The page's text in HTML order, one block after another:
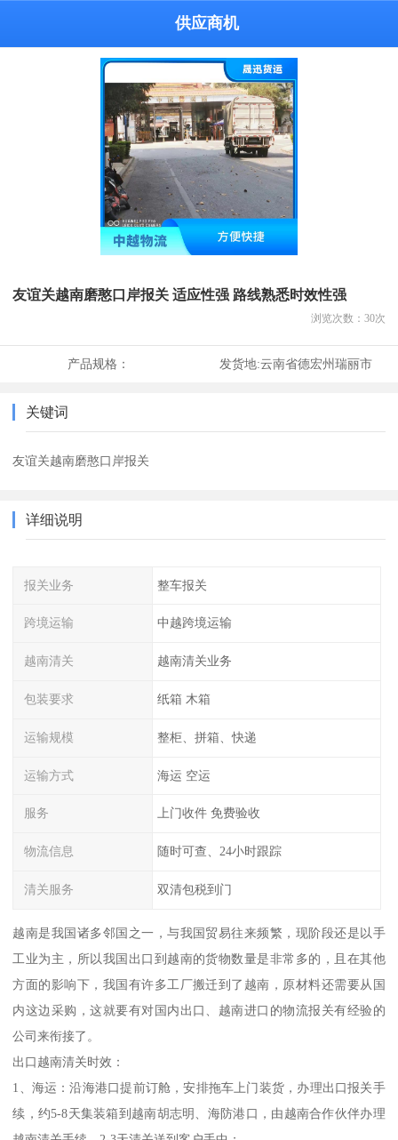
供应商机
友谊关越南磨憨口岸报关 适应性强 路线熟悉时效性强
浏览次数： 30次
产品规格： 发货地:云南省德宏州瑞丽市
关键词
友谊关越南磨憨口岸报关
详细说明
报关业务 整车报关
跨境运输 中越跨境运输
越南清关 越南清关业务
包装要求 纸箱 木箱
运输规模 整柜、拼箱、快递
运输方式 海运 空运
服务 上门收件 免费验收
物流信息 随时可查、24小时跟踪
清关服务 双清包税到门
越南是我国诸多邻国之一，与我国贸易往来频繁，现阶段还是以手
工业为主，所以我国出口到越南的货物数量是非常多的，且在其他
方面的影响下，我国有许多工厂搬迁到了越南，原材料还需要从国
内这边采购，这就要有对国内出口、越南进口的物流报关有经验的
公司来衔接了。
出口越南清关时效：
1、海运：沿海港口提前订舱，安排拖车上门装货，办理出口报关手
续，约5-8天集装箱到越南胡志明、海防港口，由越南合作伙伴办理